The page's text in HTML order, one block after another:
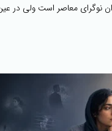
نوگرای معاصر است ولی